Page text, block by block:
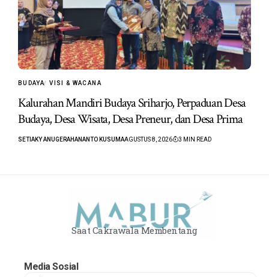
BUDAYA VISI & WACANA
Kalurahan Mandiri Budaya Sriharjo, Perpaduan Desa
Budaya, Desa Wisata, Desa Preneur, dan Desa Prima
SETIAKY ANUGERAHANANTO KUSUMAAGUSTUS 8, 2026 3 MIN READ
Saat Cakrawala Membentang
Media Sosial